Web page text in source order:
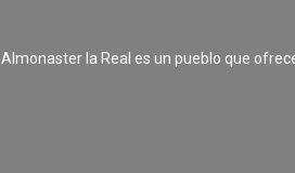
Almonaster la Real es un pueblo que